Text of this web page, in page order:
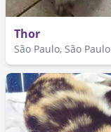
Thor
São Paulo, São Paulo